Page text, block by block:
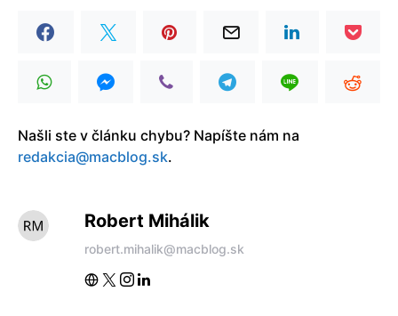
Našli ste v článku chybu? Napíšte nám na
redakcia@macblog.sk.
Robert Mihálik
robert.mihalik@macblog.sk